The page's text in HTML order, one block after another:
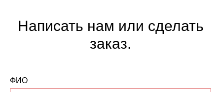
Написать нам или сделать
заказ.
ФИО